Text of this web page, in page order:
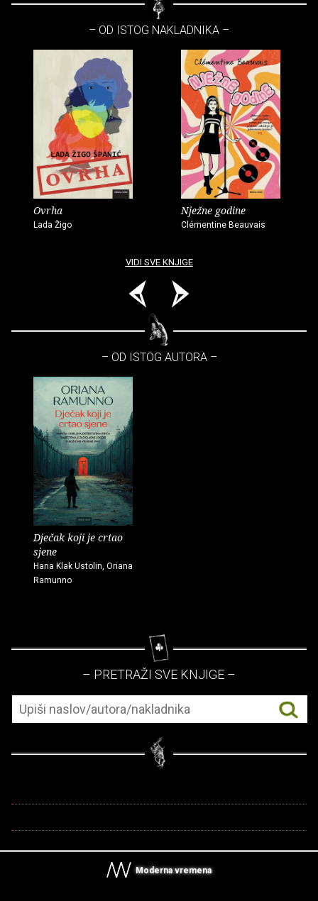
– OD ISTOG NAKLADNIKA –
Ovrha
Lada Žigo
Nježne godine
Clémentine Beauvais
VIDI SVE KNJIGE
– OD ISTOG AUTORA –
Dječak koji je crtao
sjene
Hana Klak Ustolin, Oriana
Ramunno
– PRETRAŽI SVE KNJIGE –
Moderna vremena